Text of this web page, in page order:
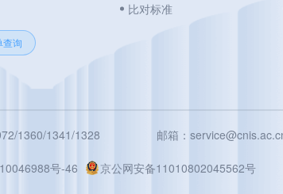
查询
比对标准
1360/1341/1328 邮箱：
号-46 京公网安备11010802045562号